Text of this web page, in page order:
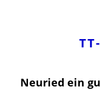
Neuried ein